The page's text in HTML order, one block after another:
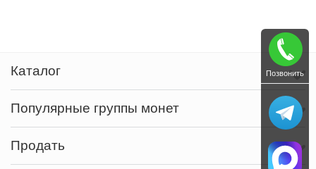
Каталог
Популярные группы монет
Продать
Позвонить